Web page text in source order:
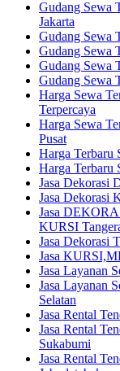
Gudang Sewa
Jakarta
Gudang Sewa
Gudang Sewa
Gudang Sewa
Gudang Sewa
Harga Sewa
Terpercaya
Harga Sewa
Pusat
Harga Terbaru
Harga Terbaru
Jasa Dekorasi
Jasa Dekorasi
Jasa
KURSI
Jasa Dekorasi
Jasa
Jasa Layanan
Jasa Layanan
Selatan
Jasa Rental
Jasa Rental
Sukabumi
Jasa Rental